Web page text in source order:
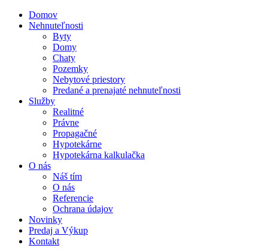
Domov
Nehnuteľnosti
Byty
Domy
Chaty
Pozemky
Nebytové priestory
Predané a prenajaté nehnuteľnosti
Služby
Realitné
Právne
Propagačné
Hypotekárne
Hypotekárna kalkulačka
O nás
Náš tím
O nás
Referencie
Ochrana údajov
Novinky
Predaj a Výkup
Kontakt